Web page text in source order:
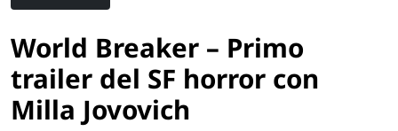
World Breaker – Primo
trailer del SF horror con
Milla Jovovich